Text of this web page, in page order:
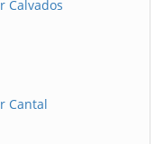
Calvados
Cantal